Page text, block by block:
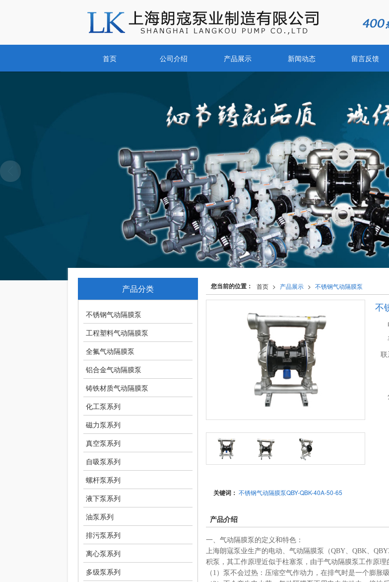
首页 公司介绍 产品展示 新闻动态 留言反馈
您当前的位置： 首页 > 产品展示 > 不锈钢气动隔膜泵
不
联
关键词： 不锈钢气动隔膜泵QBY-QBK-40A-50-65
产品介绍
一、气动隔膜泵的定义和特色：
上海朗寇泵业生产的电动、气动隔膜泵（QBY、QBK、
积泵，其工作原理近似于柱塞泵，由于气动隔膜泵工作原理
（1）泵不会过热：压缩空气作动力，在排气时是一个膨胀
产品分类
不锈钢气动隔膜泵
工程塑料气动隔膜泵
全氟气动隔膜泵
铝合金气动隔膜泵
铸铁材质气动隔膜泵
化工泵系列
磁力泵系列
真空泵系列
自吸泵系列
螺杆泵系列
液下泵系列
油泵系列
排污泵系列
离心泵系列
多级泵系列